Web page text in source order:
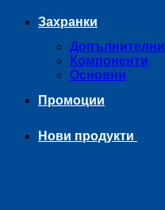
Захранки
Допълнителни
Компоненти
Основни
Промоции
Нови продукти